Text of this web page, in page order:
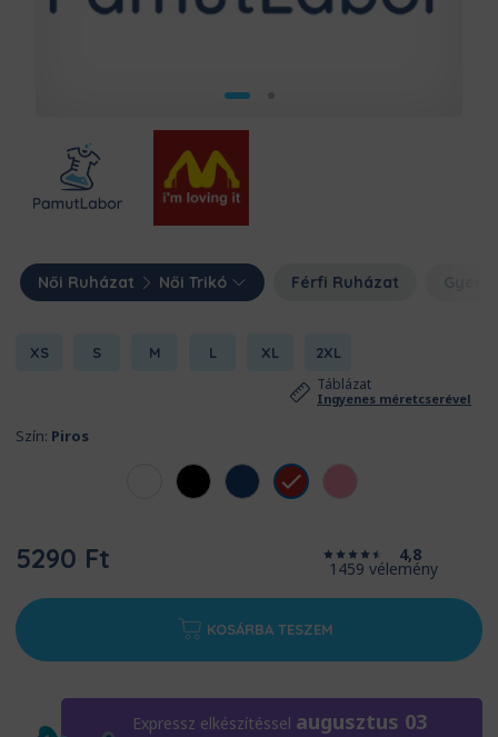
Női Ruházat Női Trikó Férfi Ruházat
XS S M L XL 2XL
Táblázat
Ingyenes méretcserével
Szín: Piros
5290 Ft 4,8
1459 vélemény
KOSÁRBA TESZEM
Expressz elkészítéssel augusztus 03